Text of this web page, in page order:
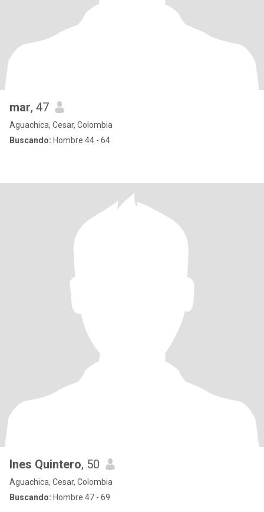
mar, 47
Aguachica, Cesar, Colombia
Buscando: Hombre 44 - 64
Ines Quintero, 50
Aguachica, Cesar, Colombia
Buscando: Hombre 47 - 69